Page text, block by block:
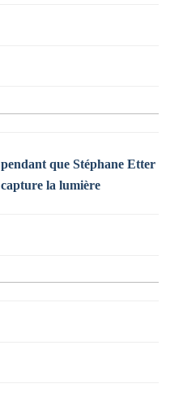
pendant que Stéphane Etter
capture la lumière